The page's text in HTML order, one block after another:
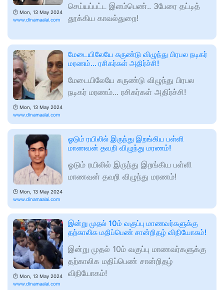
🕑 Mon, 13 May 2024
www.dinamaalai.com
செய்யப்பட்ட இளம்பெண்.. 3பேரை தட்டித்
தூக்கிய காவல்துறை!
🕑 Mon, 13 May 2024
www.dinamaalai.com
மேடையிலேயே சுருண்டு விழுந்து பிரபல நடிகர்
மரணம்... ரசிகர்கள் அதிர்ச்சி!
மேடையிலேயே சுருண்டு விழுந்து பிரபல
நடிகர் மரணம்... ரசிகர்கள் அதிர்ச்சி!
🕑 Mon, 13 May 2024
www.dinamaalai.com
ஓடும் ரயிலில் இருந்து இறங்கிய பள்ளி
மாணவன் தவறி விழுந்து மரணம்!
ஓடும் ரயிலில் இருந்து இறங்கிய பள்ளி
மாணவன் தவறி விழுந்து மரணம்!
🕑 Mon, 13 May 2024
www.dinamaalai.com
இன்று முதல் 10ம் வகுப்பு மாணவர்களுக்கு
தற்காலிக மதிப்பெண் சான்றிதழ் விநியோகம்!
இன்று முதல் 10ம் வகுப்பு மாணவர்களுக்கு
தற்காலிக மதிப்பெண் சான்றிதழ்
விநியோகம்!